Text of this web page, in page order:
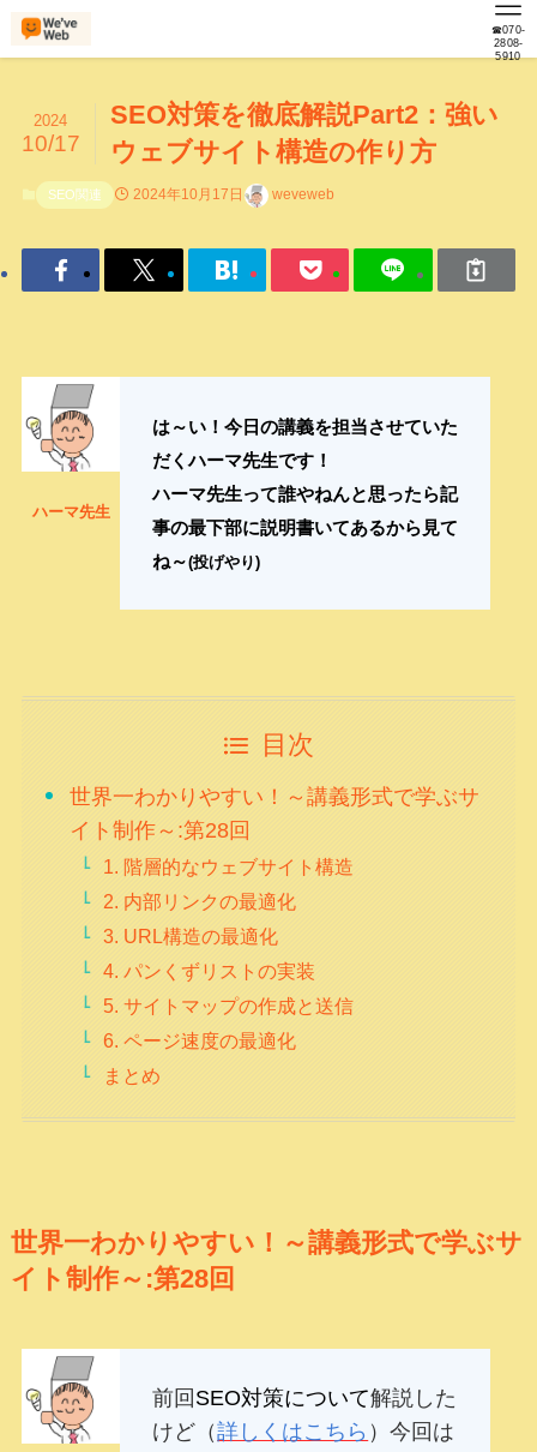
☎070-
2808-
5910
SEO対策を徹底解説Part2：強い
ウェブサイト構造の作り方
2024
10/17
SEO関連 2024年10月17日 weveweb
ハーマ先生
は～い！今日の講義を担当させていた
だくハーマ先生です！
ハーマ先生って誰やねんと思ったら記
事の最下部に説明書いてあるから見て
ね～(投げやり)
目次
世界一わかりやすい！～講義形式で学ぶサ
イト制作～:第28回
1. 階層的なウェブサイト構造
2. 内部リンクの最適化
3. URL構造の最適化
4. パンくずリストの実装
5. サイトマップの作成と送信
6. ページ速度の最適化
まとめ
世界一わかりやすい！～講義形式で学ぶサ
イト制作～:第28回
前回 SEO対策について解説した
けど（詳しくはこちら ）今回は